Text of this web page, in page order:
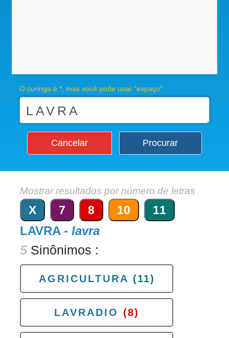
O curinga é *, mas você pode usar "espaço"
Cancelar Procurar
Mostrar resultados por número de letras
X 7 8 10 11
LAVRA - lavra
5 Sinônimos :
AGRICULTURA (11)
LAVRADIO (8)